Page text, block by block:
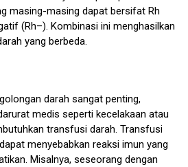
masing-masing dapat bersifat Rh
(Rh–). Kombinasi ini menghasilkan
yang berbeda.
darah sangat penting,
medis seperti kecelakaan atau
transfusi darah. Transfusi
menyebabkan reaksi imun yang
Misalnya, seseorang dengan